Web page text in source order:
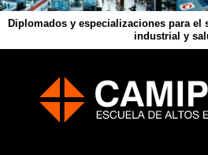
Diplomados y especializaciones para el
industrial y